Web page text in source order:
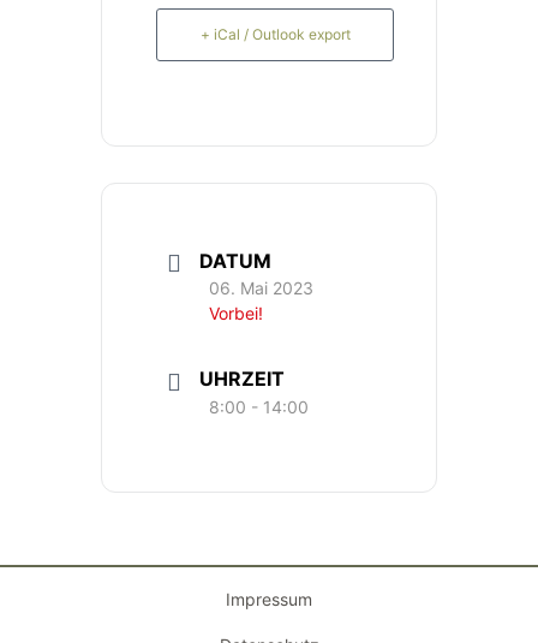
+ iCal / Outlook export
DATUM
06. Mai 2023
Vorbei!
UHRZEIT
8:00 - 14:00
Impressum